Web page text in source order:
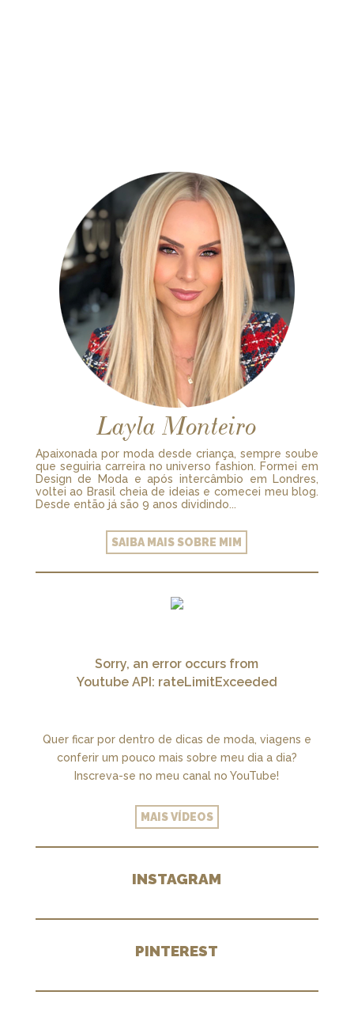
Layla Monteiro
Apaixonada por moda desde criança, sempre soube
que seguiria carreira no universo fashion. Formei em
Design de Moda e após intercâmbio em Londres,
voltei ao Brasil cheia de ideias e comecei meu blog.
Desde então já são 9 anos dividindo...
SAIBA MAIS SOBRE MIM
Sorry, an error occurs from
Youtube API: rateLimitExceeded
Quer ficar por dentro de dicas de moda, viagens e
conferir um pouco mais sobre meu dia a dia?
Inscreva-se no meu canal no YouTube!
MAIS VÍDEOS
INSTAGRAM
PINTEREST